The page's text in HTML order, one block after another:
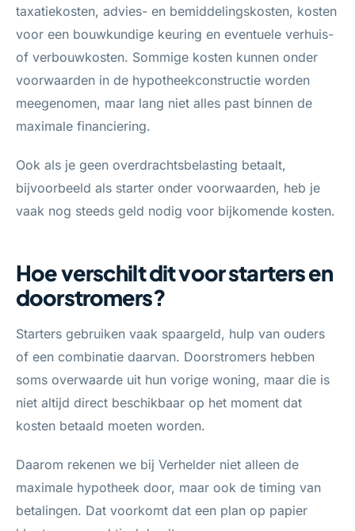
taxatiekosten, advies- en bemiddelingskosten, kosten
voor een bouwkundige keuring en eventuele verhuis-
of verbouwkosten. Sommige kosten kunnen onder
voorwaarden in de hypotheekconstructie worden
meegenomen, maar lang niet alles past binnen de
maximale financiering.
Ook als je geen overdrachtsbelasting betaalt,
bijvoorbeeld als starter onder voorwaarden, heb je
vaak nog steeds geld nodig voor bijkomende kosten.
Hoe verschilt dit voor starters en
doorstromers?
Starters gebruiken vaak spaargeld, hulp van ouders
of een combinatie daarvan. Doorstromers hebben
soms overwaarde uit hun vorige woning, maar die is
niet altijd direct beschikbaar op het moment dat
kosten betaald moeten worden.
Daarom rekenen we bij Verhelder niet alleen de
maximale hypotheek door, maar ook de timing van
betalingen. Dat voorkomt dat een plan op papier